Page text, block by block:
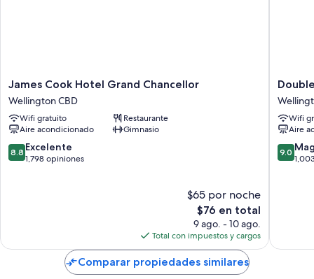
James
Cook
Hotel
Grand
Chancellor
Wellington
CBD
James Cook Hotel Grand Chancellor
Wellington CBD
Wifi gratuito
Restaurante
Aire acondicionado
Gimnasio
8.8
de
8.8 Excelente
1,798 opiniones
$65 por noche
El
precio
actual
es
de
$76
$76 en total
9 ago. - 10 ago.
Total con impuestos y cargos
by
Hilton
CBD
Wifi
Aire
9.0
de
9.0
Comparar propiedades similares